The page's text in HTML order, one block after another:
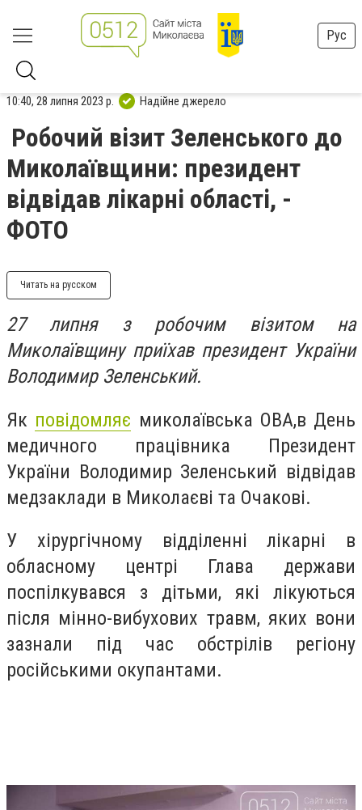
Рус
10:40, 28 липня 2023 р. Надійне джерело
Робочий візит Зеленського до
Миколаївщини: президент
відвідав лікарні області, -
ФОТО
Читать на русском
27 липня з робочим візитом на
Миколаївщину приїхав президент України
Володимир Зеленський.
Як повідомляє миколаївська ОВА,в День
медичного працівника Президент
України Володимир Зеленський відвідав
медзаклади в Миколаєві та Очакові.
У хірургічному відділенні лікарні в
обласному центрі Глава держави
поспілкувався з дітьми, які лікуються
після мінно-вибухових травм, яких вони
зазнали під час обстрілів регіону
російськими окупантами.